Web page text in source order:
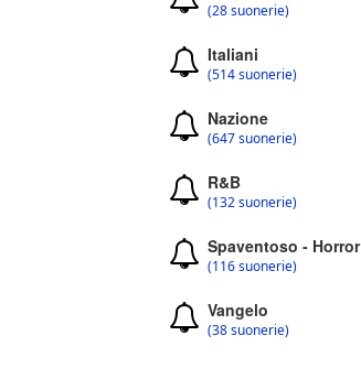
(28 suonerie)
Italiani
(514 suonerie)
Nazione
(647 suonerie)
R&B
(132 suonerie)
Spaventoso - Horror
(116 suonerie)
Vangelo
(38 suonerie)